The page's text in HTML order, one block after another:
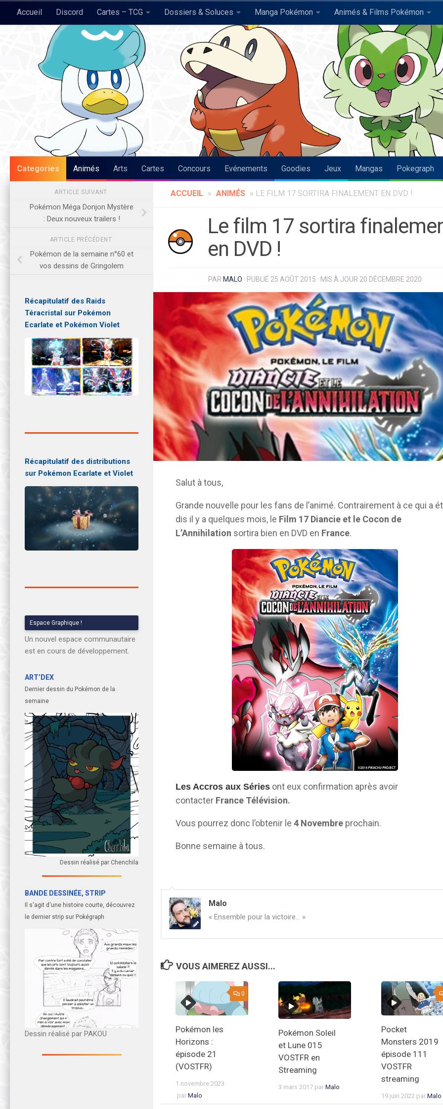
Skip to content
Accueil Discord Cartes – TCG Dossiers & Soluces Manga Pokémon Animés & Films Pokémon
Pokégraph
Categories Animés Arts Cartes Concours Evénements Goodies Jeux Mangas Pokegraph
ACCUEIL » ANIMÉS » LE FILM 17 SORTIRA FINALEMENT EN DVD !
Le film 17 sortira
en DVD !
PAR MALO · PUBLIÉ 25 AOÛT 2015 · MIS À JOUR 20 DÉCEMBRE 2020
Salut à tous,
Grande nouvelle pour les fans de l’animé. Contrairement à ce qui a
dis il y a quelques mois, le Film 17 Diancie et le Cocon de
L’Annihilation sortira bien en DVD en France.
Les Accros aux Séries ont eux confirmation après avoir
contacter France Télévision.
Vous pourrez donc l’obtenir le 4 Novembre prochain.
Bonne semaine à tous.
Malo
« Ensemble pour la victoire... »
VOUS AIMEREZ AUSSI...
0
Pokémon les
Horizons :
épisode 21
(VOSTFR)
1 novembre 2023
par Malo
Pokémon Soleil
et Lune 015
VOSTFR en
Streaming
3 mars 2017par Malo
Pocket
Monsters 2019
épisode 111
VOSTFR
streaming
19 juin 2022 par Malo
ARTICLE SUIVANT
Pokémon Méga Donjon Mystère
: Deux nouveux trailers !
ARTICLE PRÉCÉDENT
Pokémon de la semaine n°60 et
vos dessins de Gringolem
Récapitulatif des Raids
Téracristal sur Pokémon
Ecarlate et Pokémon Violet
Récapitulatif des distributions
sur Pokémon Ecarlate et Violet
Espace Graphique !
Un nouvel espace communautaire
est en cours de développement.
ART’DEX
Dernier dessin du Pokémon de la
semaine
Dessin réalisé par Chenchila
BANDE DESSINÉE, STRIP
Il s'agit d'une histoire courte, découvrez
le dernier strip sur Pokégraph
Dessin réalisé par PAKOU